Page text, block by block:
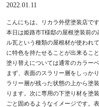
2022.01.11
こんにちは。リカラ外壁塗装店です
本日は姫路市T様邸の屋根塗装前
ル瓦という種類の屋根材が使われ
に特色を持たせることが出来るこ
塗り替えについては通常のカラー
まず、表面のスラリー層をしっか
ラリー層が残った状態の上から塗
ります。次に専用の下塗り材を塗
ごと固めるようなイメージです。